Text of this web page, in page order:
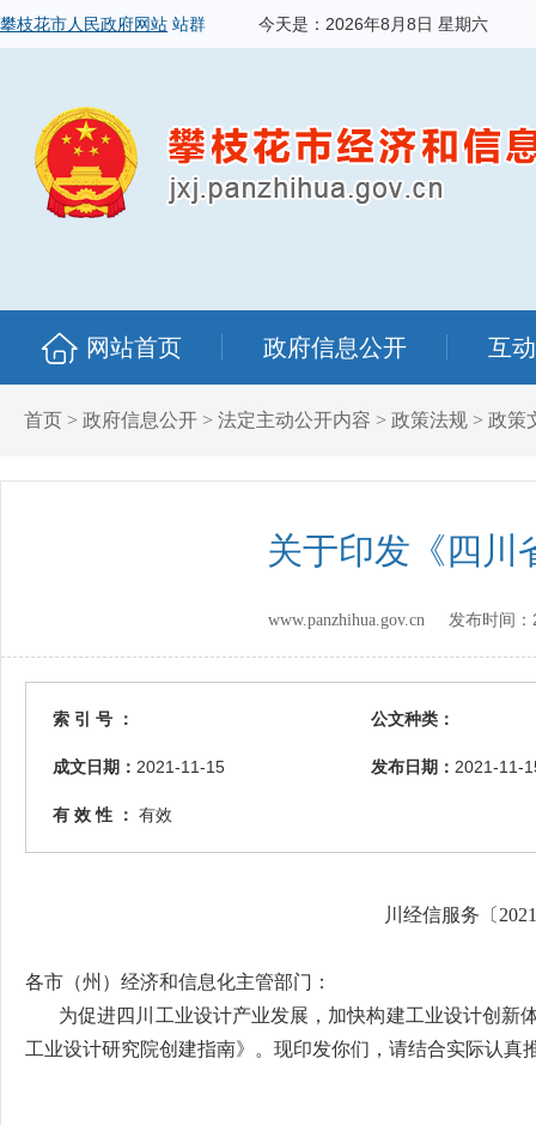
攀枝花市人民政府网站 站群 今天是： 2026年8月8日 星期六
网站首页 政府信息公开 互
首页 > 政府信息公开 > 法定主动公开内容 > 政策法规 > 政策
关于印发《四川
www.panzhihua.gov.cn 发布时间：
索 引 号 ： 公文种类：
成文日期： 2021-11-15 发布日期： 2021-11-
有 效 性 ： 有效
川经信服务〔
各市（州）经济和信息化主管部门：
为促进四川工业设计产业发展，加快构建工业设计创新
工业设计研究院创建指南》。现印发你们，请结合实际认